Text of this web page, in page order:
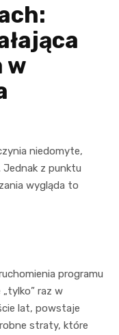
w
niedomyte,
z punktu
wygląda to
programu
raz w
lat, powstaje
straty, które